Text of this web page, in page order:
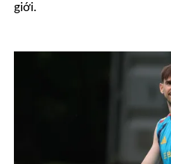
giới.